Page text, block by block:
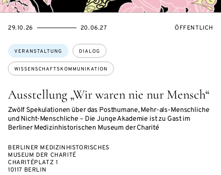
Ausstellung „Wir waren nie nur Mensch“
Zwölf Spekulationen über das Posthumane, Mehr-als-Menschliche
und Nicht-Menschliche – Die Junge Akademie ist zu Gast im
Berliner Medizinhistorischen Museum der Charité
Themen:
VERANSTALTUNG DIALOG
WISSENSCHAFTSKOMMUNIKATION
EVENTBEGINSON
29.10.26
EVENTENDSON 20.06.27 ÖFFENTLICH
BERLINER MEDIZINHISTORISCHES
MUSEUM DER CHARITÉ
CHARITÉPLATZ 1
10117 BERLIN